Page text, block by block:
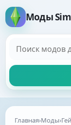
Моды
Главная›Моды›